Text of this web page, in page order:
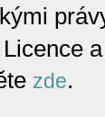
zde.